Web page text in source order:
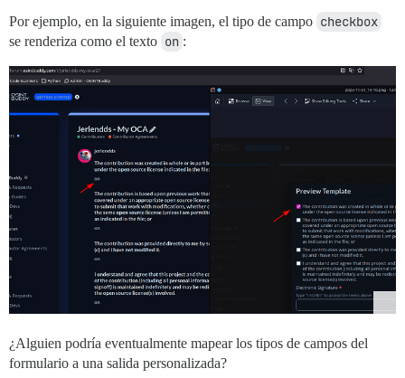
Por ejemplo, en la siguiente imagen, el tipo de campo checkbox
se renderiza como el texto on :
¿Alguien podría eventualmente mapear los tipos de campos del
formulario a una salida personalizada?